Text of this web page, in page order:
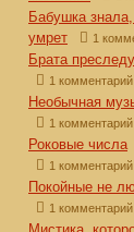
Бабушка
умрет
1
Брата
1 комментарий
Необычная
1 комментарий
Роковые числа
1 комментарий
Покойные не
1 комментарий